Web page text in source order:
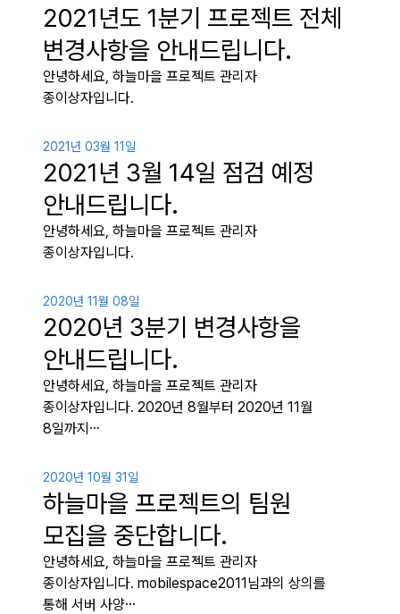
2021년도 1분기 프로젝트 전체
변경사항을 안내드립니다.
안녕하세요, 하늘마을 프로젝트 관리자
종이상자입니다.
2021년 03월 11일
2021년 3월 14일 점검 예정
안내드립니다.
안녕하세요, 하늘마을 프로젝트 관리자
종이상자입니다.
2020년 11월 08일
2020년 3분기 변경사항을
안내드립니다.
안녕하세요, 하늘마을 프로젝트 관리자
종이상자입니다. 2020년 8월부터 2020년 11월
8일까지…
2020년 10월 31일
하늘마을 프로젝트의 팀원
모집을 중단합니다.
안녕하세요, 하늘마을 프로젝트 관리자
종이상자입니다. mobilespace2011님과의 상의를
통해 서버 사양…